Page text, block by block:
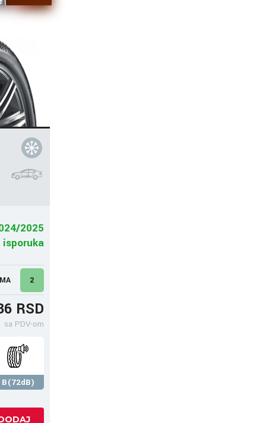
2025
2
RSD
sa PDV-om
B(72dB)